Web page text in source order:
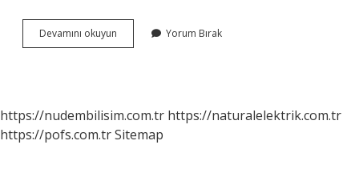
Devamını okuyun
Ile
Yorum Bırak
https://nudembilisim.com.tr https://naturalelektrik.com.tr
https://pofs.com.trSitemap